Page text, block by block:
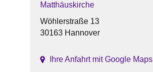
Matthäuskirche
Wöhlerstraße 13
30163 Hannover
Ihre Anfahrt mit Google Maps